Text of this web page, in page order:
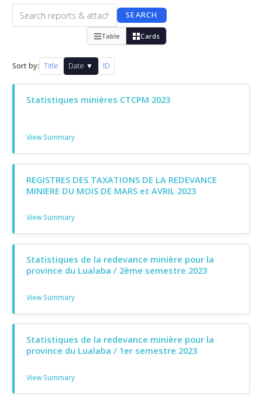
SEARCH
Table Cards
Sort by: Title Date ▼ ID
Statistiques minières CTCPM 2023
View Summary
REGISTRES DES TAXATIONS DE LA REDEVANCE
MINIERE DU MOIS DE MARS et AVRIL 2023
View Summary
Statistiques de la redevance minière pour la
province du Lualaba / 2ème semestre 2023
View Summary
Statistiques de la redevance minière pour la
province du Lualaba / 1er semestre 2023
View Summary